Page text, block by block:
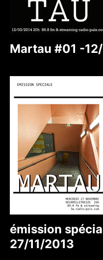
Martau #01 -
émission
27/11/2013